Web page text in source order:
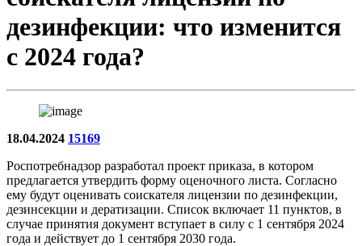
дезинфекции: что изменится
с 2024 года?
18.04.2024 15169
Роспотребнадзор разработал проект приказа, в котором
предлагается утвердить форму оценочного листа. Согласно
ему будут оценивать соискателя лицензии по дезинфекции,
дезинсекции и дератизации. Список включает 11 пунктов, в
случае принятия документ вступает в силу с 1 сентября 2024
года и действует до 1 сентября 2030 года.